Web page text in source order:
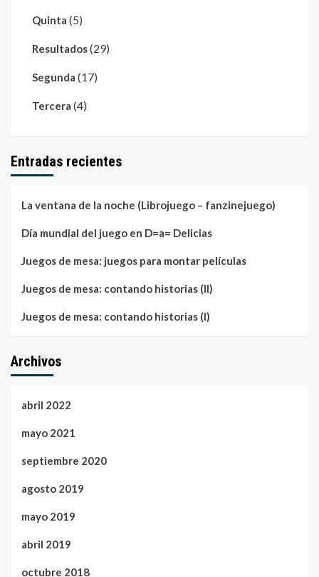
Quinta (5)
Resultados(29)
Segunda (17)
Tercera (4)
Entradas recientes
La ventana de la noche (Librojuego – fanzinejuego)
Día mundial del juego en D=a= Delicias
Juegos de mesa: juegos para montar películas
Juegos de mesa: contando historias (II)
Juegos de mesa: contando historias (I)
Archivos
abril 2022
mayo 2021
septiembre 2020
agosto 2019
mayo 2019
abril 2019
octubre 2018